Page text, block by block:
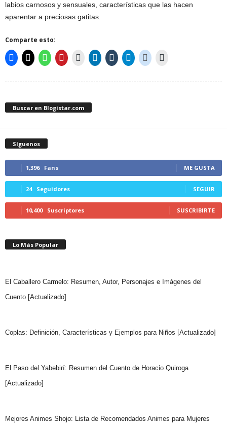
labios carnosos y sensuales, características que las hacen
aparentar a preciosas gatitas.
Comparte esto:
Buscar en Blogistar.com
Síguenos
1,396 Fans ME GUSTA
24 Seguidores SEGUIR
10,400 Suscriptores SUSCRIBIRTE
Lo Más Popular
El Caballero Carmelo: Resumen, Autor, Personajes e Imágenes del
Cuento [Actualizado]
Coplas: Definición, Características y Ejemplos para Niños [Actualizado]
El Paso del Yabebirí: Resumen del Cuento de Horacio Quiroga
[Actualizado]
Mejores Animes Shojo: Lista de Recomendados Animes para Mujeres